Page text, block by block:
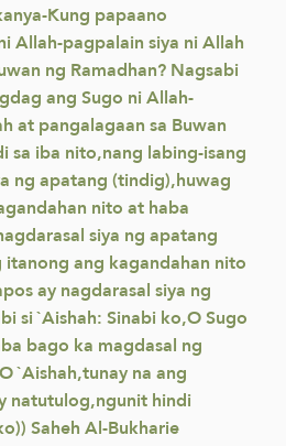
Kung papaano
Allah-pagpalain siya ni Allah
ng Ramadhan? Nagsabi
ang Sugo ni Allah-
at pangalagaan sa Buwan
sa iba nito,nang labing-isang
ng apatang (tindig),huwag
nito at haba
siya ng apatang
ang kagandahan nito
ay nagdarasal siya ng
si `Aishah: Sinabi ko,O Sugo
bago ka magdasal ng
`Aishah,tunay na ang
natutulog,ngunit hindi
Saheh Al-Bukharie